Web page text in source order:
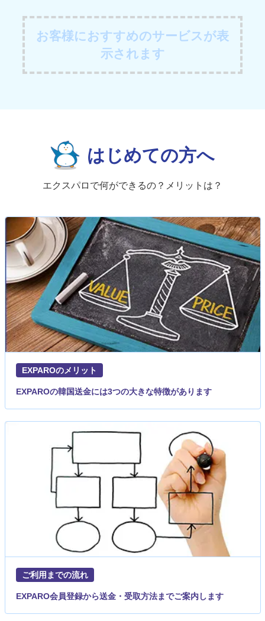
お客様におすすめのサービスが表
示されます
はじめての方へ
エクスパロで何ができるの？メリットは？
EXPAROのメリット
EXPAROの韓国送金には3つの大きな特徴があります
ご利用までの流れ
EXPARO会員登録から送金・受取方法までご案内します